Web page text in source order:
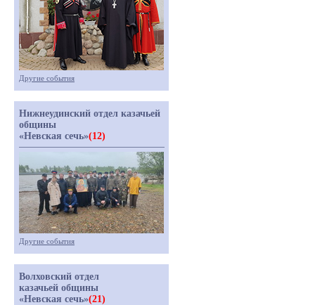
Другие события
Нижнеудинский отдел казачьей
общины
«Невская сечь»(12)
Другие события
Волховский отдел
казачьей общины
«Невская сечь»(21)